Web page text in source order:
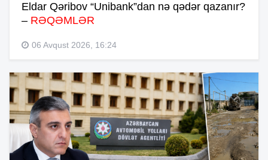
Eldar Qəribov “Unibank”dan nə qədər qazanır?
– RƏQƏMLƏR
06 Avqust 2026, 16:24